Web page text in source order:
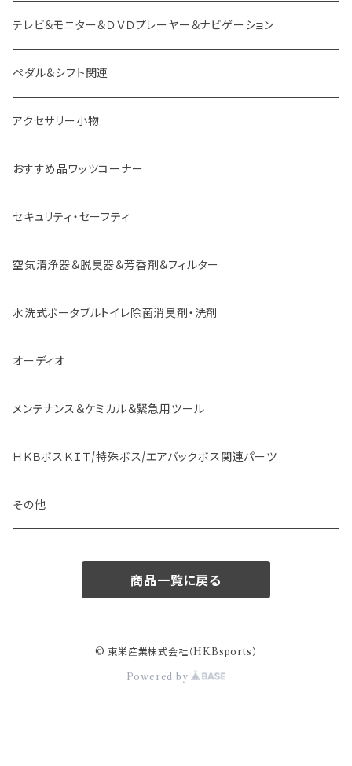
スズキ車用 ボス
ダイハツ車用 ボス
イスズ車用 ボス
外車用 ボス
テレビ＆モニター＆ＤＶＤプレーヤー＆ナビゲーション
ペダル＆シフト関連
アクセサリー小物
おすすめ品ワッツコーナー
セキュリティ・セーフティ
空気清浄器＆脱臭器＆芳香剤＆フィルター
水洗式ポータブルトイレ除菌消臭剤・洗剤
オーディオ
メンテナンス＆ケミカル＆緊急用ツール
ＨＫＢボスＫＩＴ/特殊ボス/エアバックボス関連パーツ
その他
商品一覧に戻る
© 東栄産業株式会社（HKBsports）
Powered by